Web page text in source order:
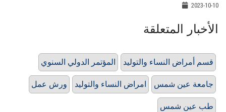
2023-10-10
الأخبار المتعلقة
المؤتمر الدولي السنوي قسم أمراض النساء والتوليد
ورش عمل امراض النساء والتوليد جامعة عين شمس
طب عين شمس